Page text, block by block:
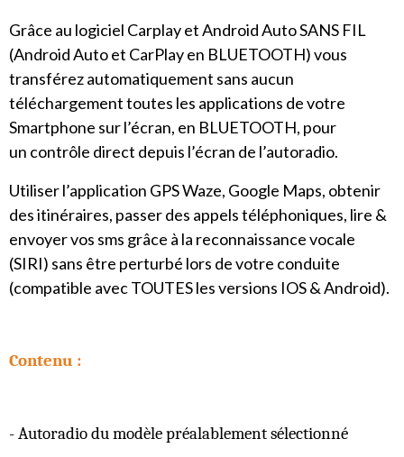
Grâce au logiciel Carplay et Android Auto SANS FIL
(Android Auto et CarPlay en BLUETOOTH) vous
transférez automatiquement sans aucun
téléchargement toutes les applications de votre
Smartphone sur l’écran, en BLUETOOTH, pour
un contrôle direct depuis l’écran de l’autoradio.
Utiliser l’application GPS Waze, Google Maps, obtenir
des itinéraires, passer des appels téléphoniques, lire &
envoyer vos sms grâce à la reconnaissance vocale
(SIRI) sans être perturbé lors de votre conduite
(compatible avec TOUTES les versions IOS & Android).
Contenu :
- Autoradio du modèle préalablement sélectionné